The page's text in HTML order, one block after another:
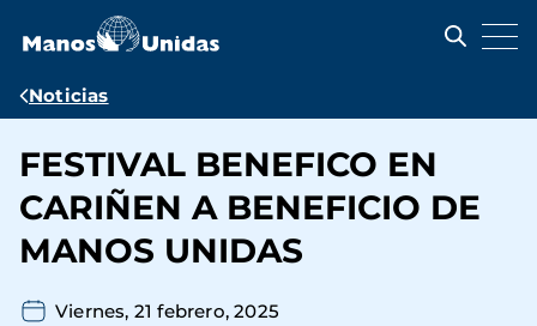
contenido
Ruta
navegación
Noticias
FESTIVAL BENEFICO EN
CARIÑEN A BENEFICIO DE
MANOS UNIDAS
Viernes, 21 febrero, 2025